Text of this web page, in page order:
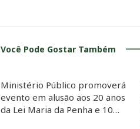
Você Pode Gostar Também
Ministério Público promoverá
evento em alusão aos 20 anos
da Lei Maria da Penha e 10…